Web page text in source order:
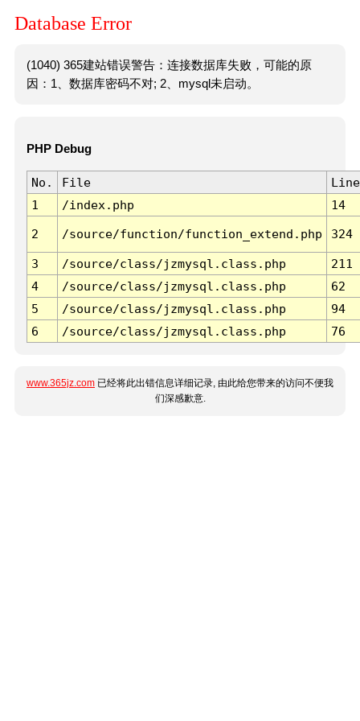
Database Error
(1040) 365建站错误警告：连接数据库失败，可能的原
因：1、数据库密码不对; 2、mysql未启动。
PHP Debug
No. File
Line
1
/index.php 14
2 /source/function/function_extend.php 324
3 /source/class/jzmysql.class.php
211
4
/source/class/jzmysql.class.php
62
5
/source/class/jzmysql.class.php
94
6
/source/class/jzmysql.class.php 76
www.365jz.com 已经将此出错信息详细记录, 由此给您带来的访问不便我
们深感歉意.